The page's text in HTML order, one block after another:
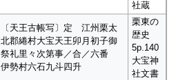
社蔵
〔天王古帳写〕定 江州栗太
北郡綣村大宝天王卯月初子御
祭礼里々次第事／合／六番
伊勢村六石九斗四升
栗東の
歴史
5p.140
大宝神
社文書